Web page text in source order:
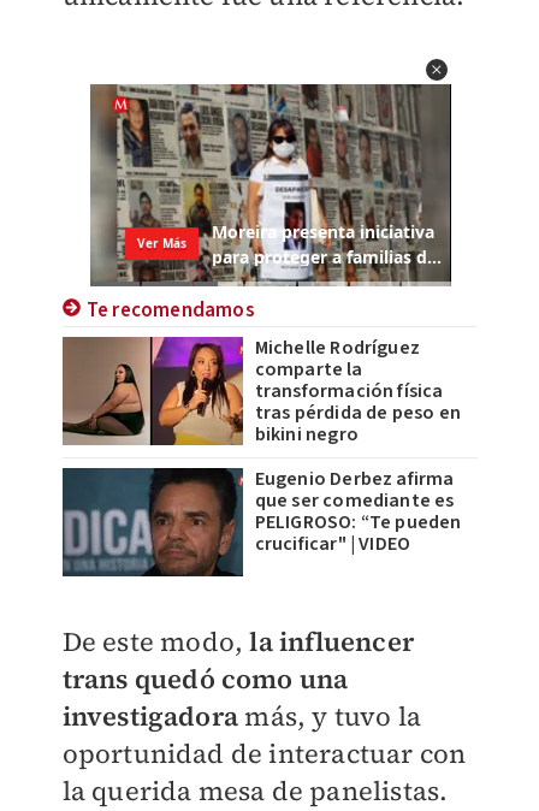
Te recomendamos
Michelle Rodríguez
comparte la
transformación física
tras pérdida de peso en
bikini negro
Eugenio Derbez afirma
que ser comediante es
PELIGROSO: “Te pueden
crucificar" | VIDEO
De este modo,la influencer
trans quedó como una
investigadoramás, y tuvo la
oportunidad de interactuar con
la querida mesa de panelistas.